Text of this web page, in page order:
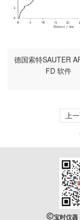
德国索特SAUTER
FD 软件
上
宝时仪